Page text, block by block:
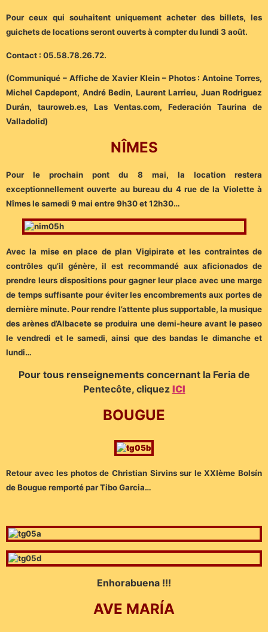
Pour ceux qui souhaitent uniquement acheter des billets, les
guichets de locations seront ouverts à compter du lundi 3 août.
Contact : 05.58.78.26.72.
(Communiqué – Affiche de Xavier Klein – Photos : Antoine Torres,
Michel Capdepont, André Bedin, Laurent Larrieu, Juan Rodriguez
Durán, tauroweb.es, Las Ventas.com, Federación Taurina de
Valladolid)
NÎMES
Pour le prochain pont du 8 mai, la location restera
exceptionnellement ouverte au bureau du 4 rue de la Violette à
Nîmes le samedi 9 mai entre 9h30 et 12h30…
Avec la mise en place de plan Vigipirate et les contraintes de
contrôles qu’il génère, il est recommandé aux aficionados de
prendre leurs dispositions pour gagner leur place avec une marge
de temps suffisante pour éviter les encombrements aux portes de
dernière minute. Pour rendre l’attente plus supportable, la musique
des arènes d’Albacete se produira une demi-heure avant le paseo
le vendredi et le samedi, ainsi que des bandas le dimanche et
lundi…
Pour tous renseignements concernant la Feria de
Pentecôte, cliquez ICI
BOUGUE
Retour avec les photos de Christian Sirvins sur le XXIème Bolsín
de Bougue remporté par Tibo Garcia…
Enhorabuena !!!
AVE MARÍA